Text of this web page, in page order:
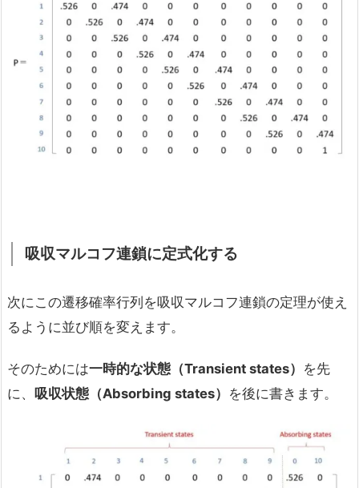
吸収マルコフ連鎖に定式化する
次にこの遷移確率行列を吸収マルコフ連鎖の定理が使え
るように並び順を変えます。
そのためには一時的な状態（Transient states） を先
に、 吸収状態（Absorbing states） を後に書きます。